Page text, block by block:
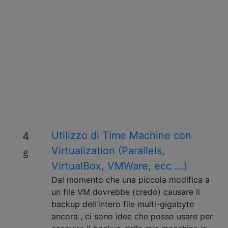
4
Utilizzo di Time Machine con
Virtualization (Parallels,
VirtualBox, VMWare, ecc ...)
Dal momento che una piccola modifica a
un file VM dovrebbe (credo) causare il
backup dell'intero file multi-gigabyte
ancora , ci sono idee che posso usare per